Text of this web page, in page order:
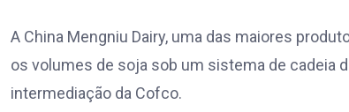
A China Mengniu Dairy, uma das maiores
os volumes de soja sob um sistema de cadeia
intermediação da Cofco.